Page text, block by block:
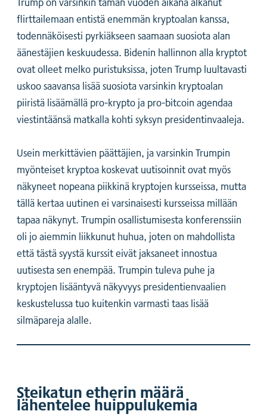
flirttailemaan entistä enemmän kryptoalan kanssa,
todennäköisesti pyrkiäkseen saamaan suosiota alan
äänestäjien keskuudessa. Bidenin hallinnon alla kryptot
ovat olleet melko puristuksissa, joten Trump luultavasti
uskoo saavansa lisää suosiota varsinkin kryptoalan
piiristä lisäämällä pro-krypto ja pro-bitcoin agendaa
viestintäänsä matkalla kohti syksyn presidentinvaaleja.
Usein merkittävien päättäjien, ja varsinkin Trumpin
myönteiset kryptoa koskevat uutisoinnit ovat myös
näkyneet nopeana piikkinä kryptojen kursseissa, mutta
tällä kertaa uutinen ei varsinaisesti kursseissa millään
tapaa näkynyt. Trumpin osallistumisesta konferenssiin
oli jo aiemmin liikkunut huhua, joten on mahdollista
että tästä syystä kurssit eivät jaksaneet innostua
uutisesta sen enempää. Trumpin tuleva puhe ja
kryptojen lisääntyvä näkyvyys presidentienvaalien
keskustelussa tuo kuitenkin varmasti taas lisää
silmäpareja alalle.
Steikatun etherin määrä
lähentelee huippulukemia